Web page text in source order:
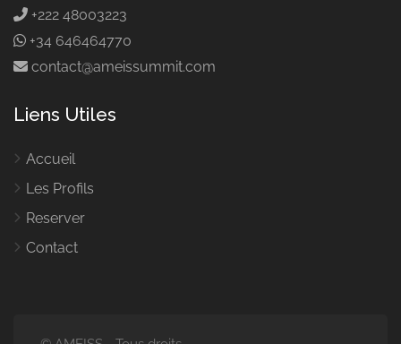
+222 48003223
+34 646464770
contact@ameissummit.com
Liens Utiles
Accueil
Les Profils
Reserver
Contact